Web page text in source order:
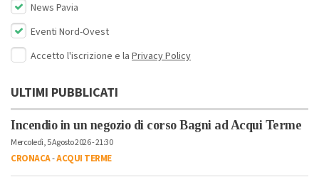
News Pavia
Eventi Nord-Ovest
Accetto l'iscrizione e la Privacy Policy
ULTIMI PUBBLICATI
Incendio in un negozio di corso Bagni ad Acqui Terme
Mercoledì, 5 Agosto 2026 - 21:30
CRONACA-ACQUI TERME